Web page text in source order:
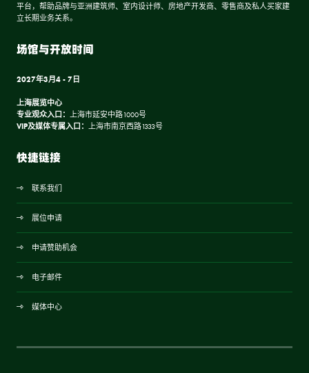
平台，帮助品牌与亚洲建筑师、室内设计师、房地产开发商、零售商及私人买家建
立长期业务关系。
场馆与开放时间
2027年3月4 - 7日
上海展览中心
专业观众入口： 上海市延安中路1000号
VIP及媒体专属入口： 上海市南京西路1333号
快捷链接
联系我们
展位申请
申请赞助机会
电子邮件
媒体中心